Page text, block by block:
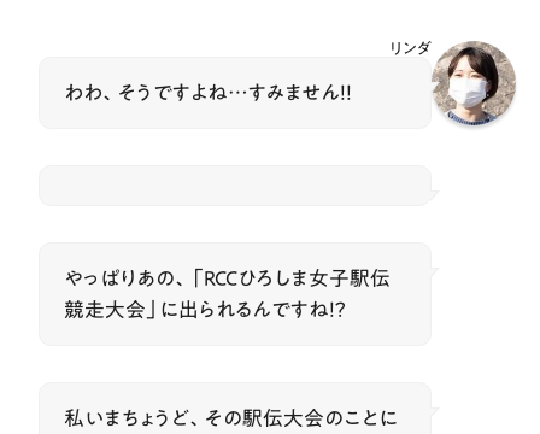
リンダ
わわ、そうですよね…すみません！！
やっぱりあの、「RCCひろしま女子駅伝
競走大会」に出られるんですね！？
私いまちょうど、その駅伝大会のことに